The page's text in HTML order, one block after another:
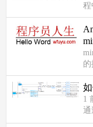
程
版
1
通
的